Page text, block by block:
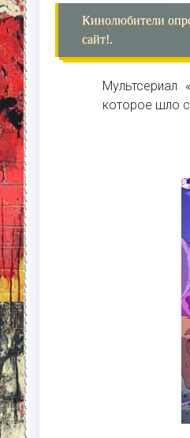
Кинолюбители
сайт!.
Мультсериал
которое шло